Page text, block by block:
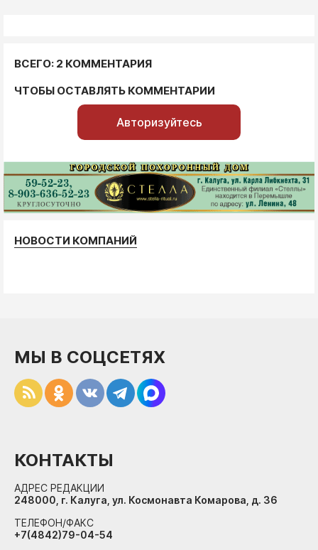
ВСЕГО: 2 КОММЕНТАРИЯ
ЧТОБЫ ОСТАВЛЯТЬ КОММЕНТАРИИ
Авторизуйтесь
НОВОСТИ КОМПАНИЙ
МЫ В СОЦСЕТЯХ
КОНТАКТЫ
АДРЕС РЕДАКЦИИ
248000, г. Калуга, ул. Космонавта Комарова, д. 36
ТЕЛЕФОН/ФАКС
+7(4842)79-04-54